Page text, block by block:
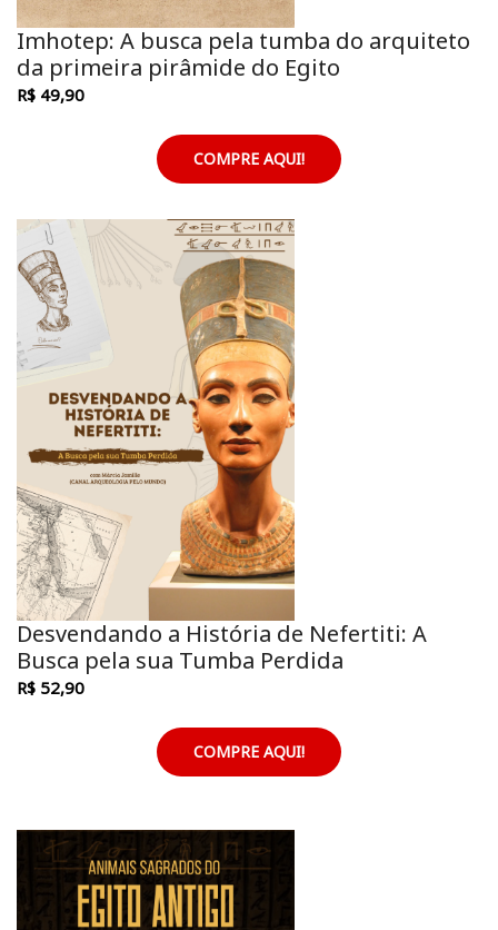
Imhotep: A busca pela tumba do arquiteto
da primeira pirâmide do Egito
R$ 49,90
COMPRE AQUI!
Desvendando a História de Nefertiti: A
Busca pela sua Tumba Perdida
R$ 52,90
COMPRE AQUI!